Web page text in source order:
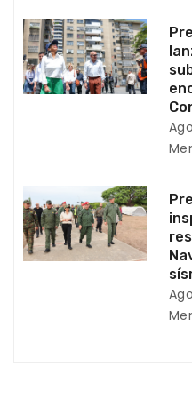
t
r
a
s